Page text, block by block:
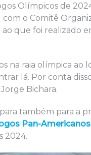
Olímpicos de
o Comitê
que foi realizado
na raia olímpica ao
lá. Por conta
Bichara.
também para a
Pan-Americanos
2024.